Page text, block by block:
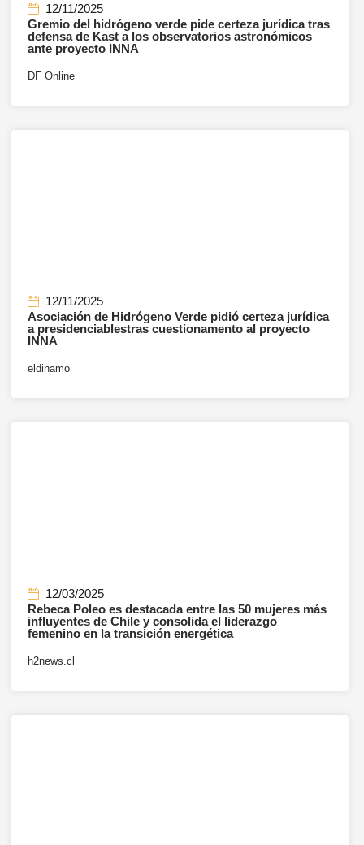
12/11/2025
Gremio del hidrógeno verde pide certeza jurídica tras
defensa de Kast a los observatorios astronómicos
ante proyecto INNA
DF Online
12/11/2025
Asociación de Hidrógeno Verde pidió certeza jurídica
a presidenciablestras cuestionamento al proyecto
INNA
eldinamo
12/03/2025
Rebeca Poleo es destacada entre las 50 mujeres más
influyentes de Chile y consolida el liderazgo
femenino en la transición energética
h2news.cl